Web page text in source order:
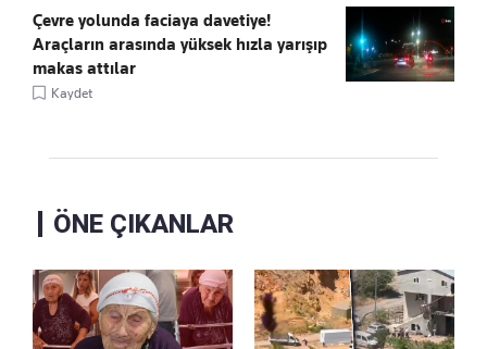
Çevre yolunda faciaya davetiye!
Araçların arasında yüksek hızla yarışıp
makas attılar
Kaydet
ÖNE ÇIKANLAR